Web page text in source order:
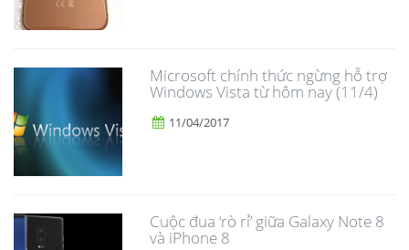
Microsoft chính thức ngừng hỗ trợ
Windows Vista từ hôm nay (11/4)
11/04/2017
​Cuộc đua ‘rò rỉ’ giữa Galaxy Note 8
và iPhone 8